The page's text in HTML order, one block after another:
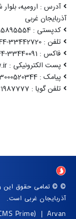
آدرس : ارومیه، بلوار
آذربایجان غربی
کدپستی : 5715895554
تلفن : 33442720-044
فاکس : 33440091-044
پست الکترونیکی : info[at]agrw.ir
پیامک : 3000520344
تلفن گویا : 31987777-044
© © تمامی حقوق این
آذربایجان غربی است.
Prime) |Arvan